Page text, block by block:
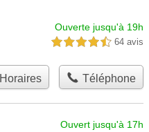
Ouverte jusqu'à 19h
4,5 étoiles sur 5 64 avis
Horaires Téléphone
Ouvert jusqu'à 17h